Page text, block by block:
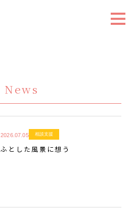
News
2026.07.05 相談支援
ふとした風景に想う